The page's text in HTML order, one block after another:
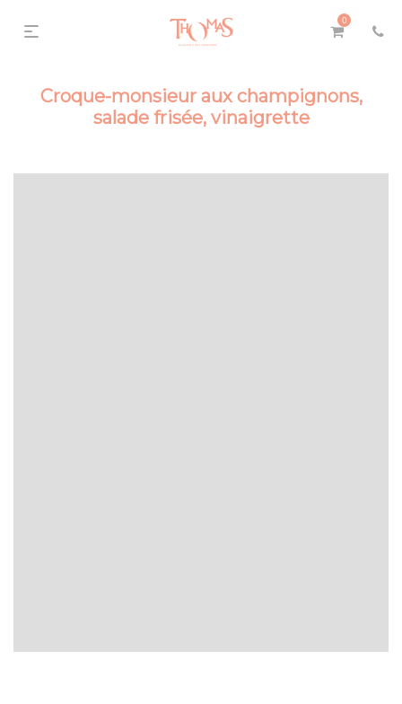
0
Croque-monsieur aux champignons,
salade frisée, vinaigrette